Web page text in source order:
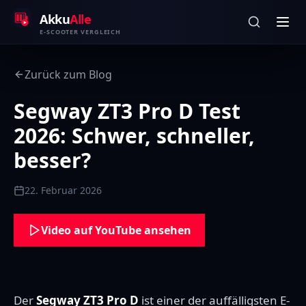
AkkuAlle
E-SCOOTER VERGLEICH
Zurück zum Blog
Segway ZT3 Pro D Test
2026: Schwer, schneller,
besser?
22. Februar 2026
Video auf YouTube ansehen
DerSegway ZT3 Pro D ist einer der auffälligsten E-